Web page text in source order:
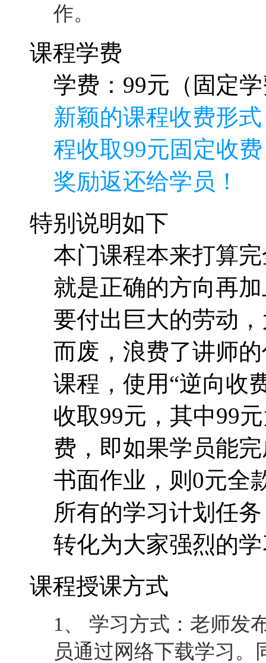
作。
课程学费
学费：99元（固定
新颖的课程收费形
程收取99元固定收
奖励返还给学员！
特别说明如下
本门课程本来打算
就是正确的方向再
要付出巨大的劳动
而废，浪费了讲师
课程，使用“逆向收
收取99元，其中99
费，即如果学员能
书面作业，则0元全
所有的学习计划任
转化为大家强烈的
课程授课方式
1、 学习方式：老师发
员通过网络下载学习